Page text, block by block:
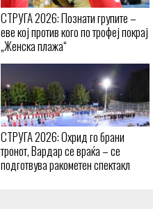
СТРУГА 2026: Познати групите –
еве кој против кого по трофеј покрај
„Женска плажа“
СТРУГА 2026: Охрид го брани
тронот, Вардар се враќа – се
подготвува ракометен спектакл